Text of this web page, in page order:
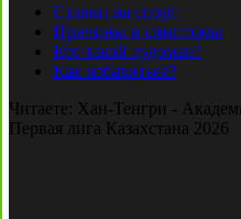
Ставки на спорт
Причины и симптомы
Кто такой лудоман?
Как избавиться?
Читаете: Хан-Тенгри -
Первая лига Казахстана 2026